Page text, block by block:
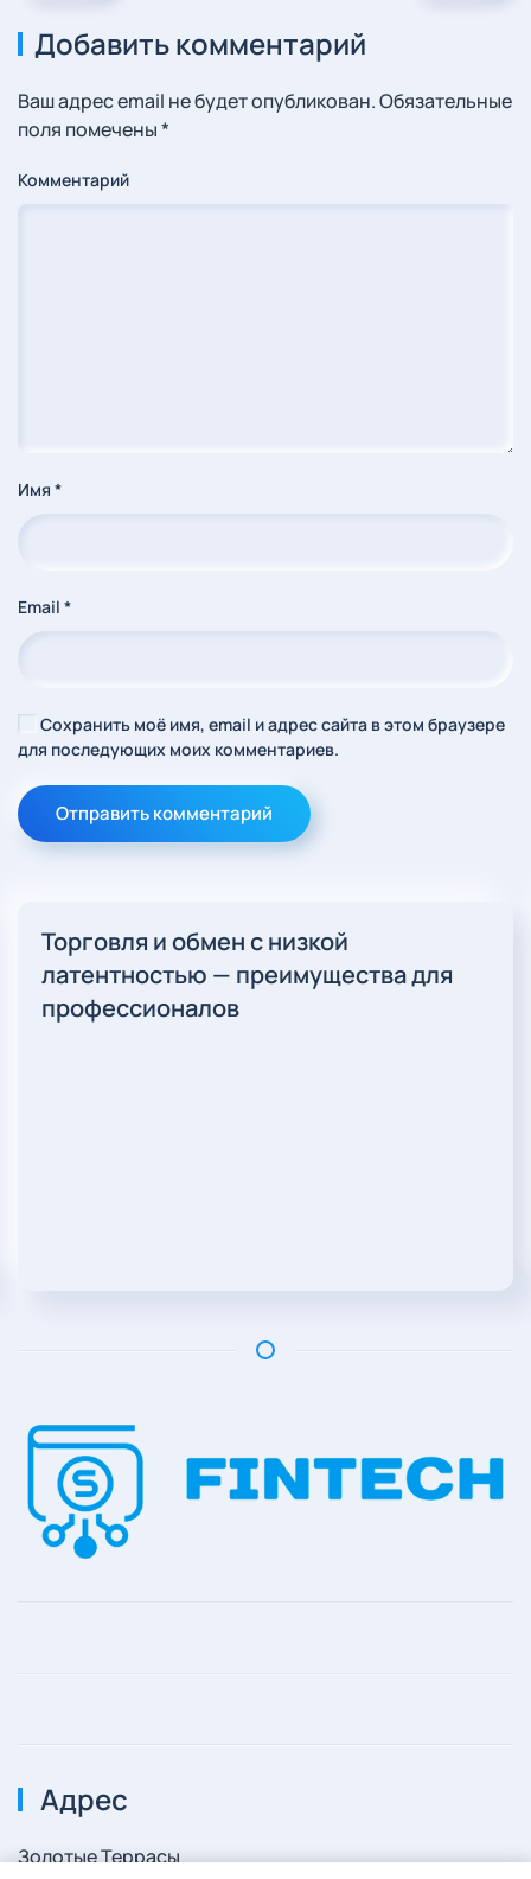
Добавить комментарий
Ваш адрес email не будет опубликован. Обязательные
поля помечены*
Комментарий
Имя *
Email *
Сохранить моё имя, email и адрес сайта в этом браузере
для последующих моих комментариев.
Отправить комментарий
Торговля и обмен с низкой
латентностью — преимущества для
профессионалов
Адрес